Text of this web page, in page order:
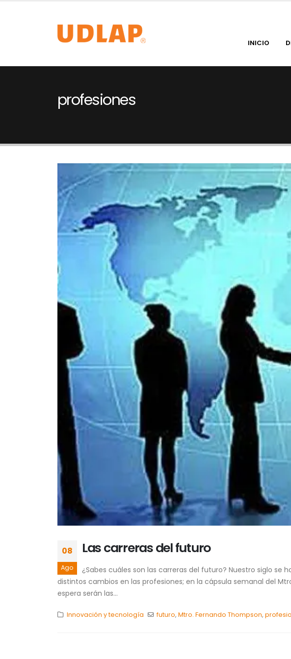
INICIO
profesiones
08
Ago
Las carreras del futuro
¿Sabes cuáles son las carreras del futuro? Nuestro siglo
distintos cambios en las profesiones; en la cápsula semanal del
espera serán las...
Innovación y tecnología futuro,Mtro. Fernando Thompson,